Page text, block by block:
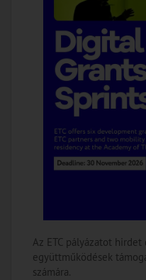
Az ETC pályázatot hirdet
együttműködések
számára.